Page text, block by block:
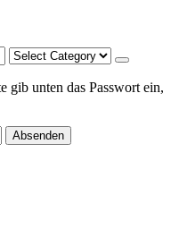
gib unten das Passwort ein,